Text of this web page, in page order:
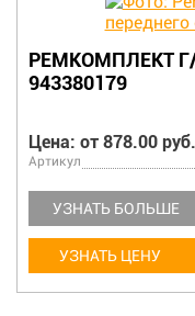
РЕМКОМПЛЕКТ
943380179
Цена: от 878.00 руб.
Артикул
УЗНАТЬ БОЛЬШЕ
УЗНАТЬ ЦЕНУ